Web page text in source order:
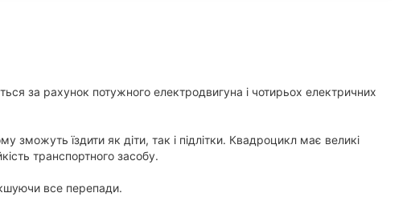
за рахунок потужного електродвигуна і чотирьох електричних
їздити як діти, так і підлітки. Квадроцикл має великі
транспортного засобу.
все перепади.